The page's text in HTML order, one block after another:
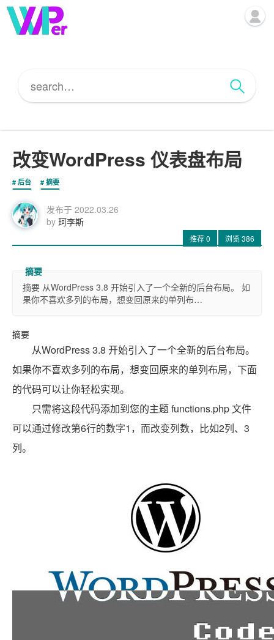
改变WordPress 仪表盘布局
后台 摘要
发布于 2022.03.26
by 珂李斯
推荐0 浏览386
摘要 从WordPress 3.8 开始引入了一个全新的后台布局。 如
果你不喜欢多列的布局，想变回原来的单列布…
摘要
从WordPress 3.8 开始引入了一个全新的后台布局。
如果你不喜欢多列的布局，想变回原来的单列布局，下面
的代码可以让你轻松实现。
只需将这段代码添加到您的主题 functions.php 文件
可以通过修改第6行的数字1，而改变列数，比如2列、3
列。